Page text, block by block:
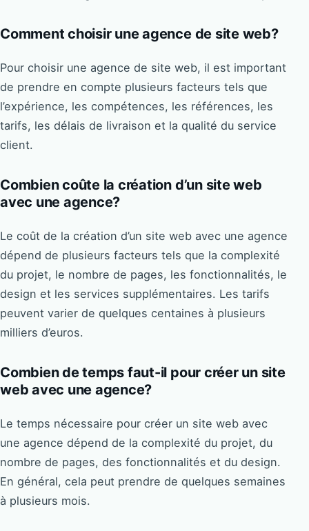
Comment choisir une agence de site web?
Pour choisir une agence de site web, il est important
de prendre en compte plusieurs facteurs tels que
l’expérience, les compétences, les références, les
tarifs, les délais de livraison et la qualité du service
client.
Combien coûte la création d’un site web
avec une agence?
Le coût de la création d’un site web avec une agence
dépend de plusieurs facteurs tels que la complexité
du projet, le nombre de pages, les fonctionnalités, le
design et les services supplémentaires. Les tarifs
peuvent varier de quelques centaines à plusieurs
milliers d’euros.
Combien de temps faut-il pour créer un site
web avec une agence?
Le temps nécessaire pour créer un site web avec
une agence dépend de la complexité du projet, du
nombre de pages, des fonctionnalités et du design.
En général, cela peut prendre de quelques semaines
à plusieurs mois.